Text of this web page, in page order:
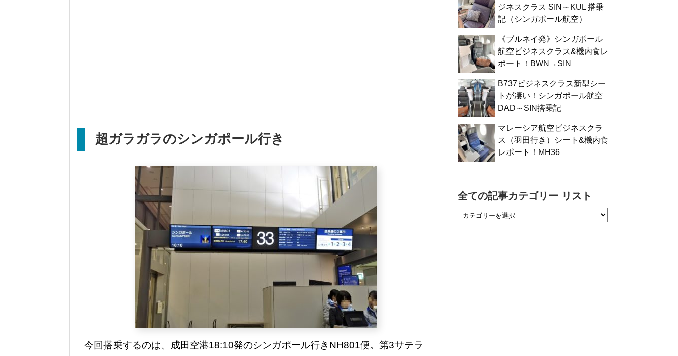
超ガラガラのシンガポール行き
今回搭乗するのは、成田空港18:10発のシンガポール行きNH801便。第3サテラ
ジネスクラス SIN～KUL 搭乗
記（シンガポール航空）
《ブルネイ発》シンガポール
航空ビジネスクラス&機内食レ
ポート！BWN→SIN
B737ビジネスクラス新型シー
トが凄い！シンガポール航空
DAD～SIN搭乗記
マレーシア航空ビジネスクラ
ス（羽田行き）シート&機内食
レポート！MH36
全ての記事カテゴリー リスト